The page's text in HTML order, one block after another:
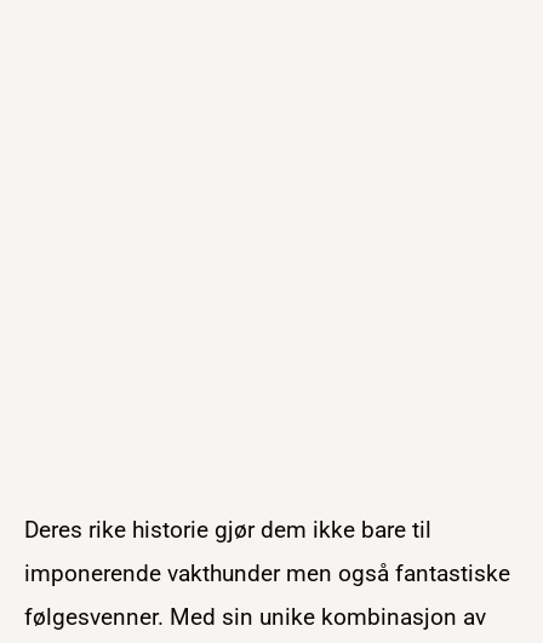
Deres rike historie gjør dem ikke bare til
imponerende vakthunder men også fantastiske
følgesvenner. Med sin unike kombinasjon av